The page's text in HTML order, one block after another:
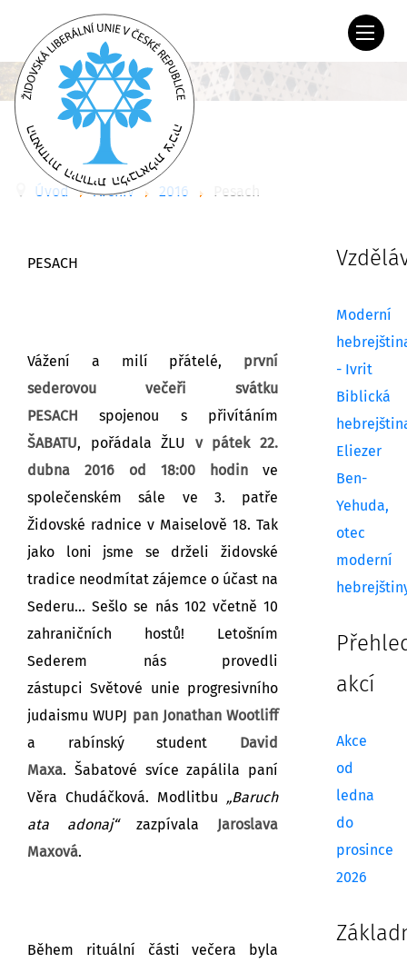
Úvod Archiv 2016 Pesach
PESACH
Vážení a milí přátelé, první
sederovou večeři svátku
PESACH
spojenou s přivítáním
ŠABATU, pořádala ŽLU v pátek 22.
dubna 2016 od 18:00 hodin
ve
společenském sále ve 3. patře
Židovské radnice v Maiselově 18. Tak
jako loni jsme se drželi židovské
tradice neodmítat zájemce o účast na
Sederu… Sešlo se nás 102 včetně 10
zahraničních hostů!
Letošním
Sederem nás provedli
zástupciSvětové unie progresivního
judaismu WUPJ pan Jonathan Wootliff
a rabínský student
David
Maxa. Šabatové svíce zapálila paní
Věra Chudáčková. Modlitbu „Baruch
ata adonaj“zazpívala Jaroslava
Maxová.
Během rituální části večera byla
Moderní
- Ivrit
Biblická
Eliezer
Ben-
Yehuda,
otec
moderní
akcí
Akce
od
ledna
do
prosince
2026